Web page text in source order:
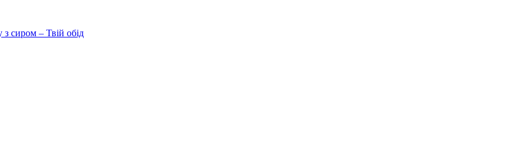
сиром – Твій обід